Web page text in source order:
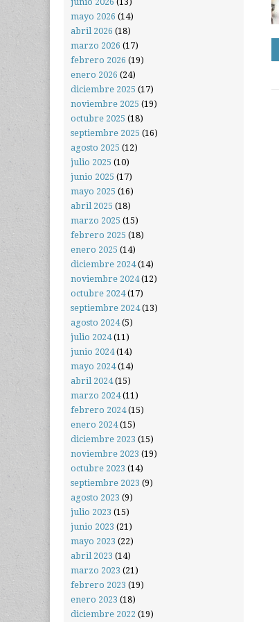
mayo 2026 (14)
abril 2026 (18)
marzo 2026 (17)
febrero 2026 (19)
enero 2026 (24)
diciembre 2025 (17)
noviembre 2025 (19)
octubre 2025 (18)
septiembre 2025 (16)
agosto 2025 (12)
julio 2025 (10)
junio 2025 (17)
mayo 2025 (16)
abril 2025 (18)
marzo 2025 (15)
febrero 2025 (18)
enero 2025 (14)
diciembre 2024(14)
noviembre 2024(12)
octubre 2024(17)
septiembre 2024(13)
agosto 2024(5)
julio 2024(11)
junio 2024(14)
mayo 2024(14)
abril 2024(15)
marzo 2024(11)
febrero 2024(15)
enero 2024(15)
diciembre 2023 (15)
noviembre 2023 (19)
octubre 2023 (14)
septiembre 2023 (9)
agosto 2023 (9)
julio 2023 (15)
junio 2023 (21)
mayo 2023 (22)
abril 2023 (14)
marzo 2023 (21)
febrero 2023 (19)
enero 2023 (18)
diciembre 2022 (19)